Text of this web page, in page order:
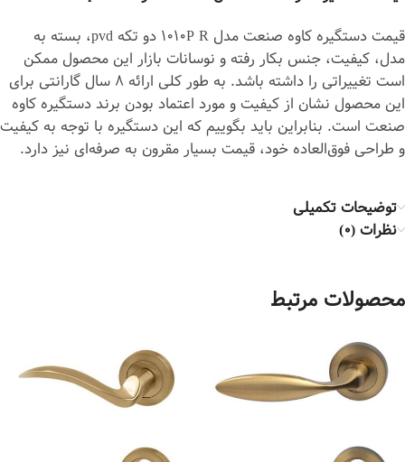
قیمت دستگیره کاوه صنعت مدل 1010P R دو تکه pvd، بسته به
مدل، کیفیت، جنس بکار رفته و نوسانات بازار این محصول ممکن
است تغییراتی را داشته باشد. به طور کلی ارائه 8 سال گارانتی برای
این محصول نشان از کیفیت و مورد اعتماد بودن برند دستگیره کاوه
صنعت است. بنابراین باید بگوییم که این دستگیره با توجه به کیفیت
و طراحی فوق‎‌العاده خود، قیمت بسیار مقرون به صرفه‌ای نیز دارد.
توضیحات تکمیلی
نظرات (0)
محصولات مرتبط